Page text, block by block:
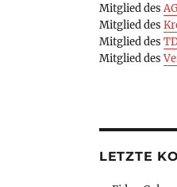
Mitglied des
Mitglied des
Mitglied des
Mitglied des
LETZTE